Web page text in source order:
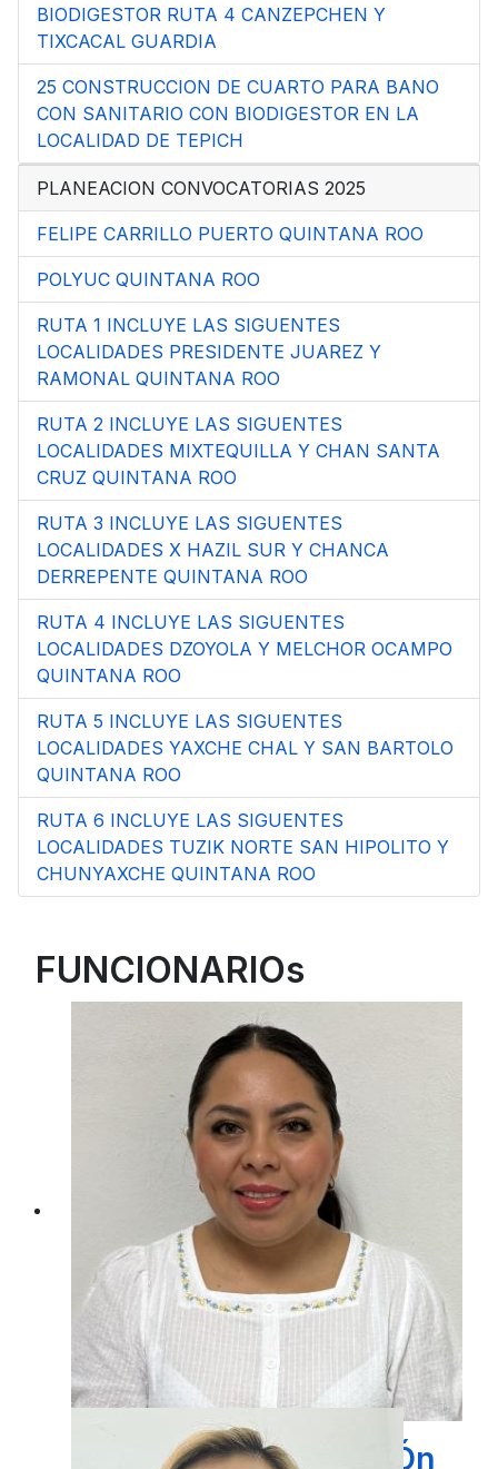
BIODIGESTOR RUTA 4 CANZEPCHEN Y
TIXCACAL GUARDIA
25 CONSTRUCCION DE CUARTO PARA BANO
CON SANITARIO CON BIODIGESTOR EN LA
LOCALIDAD DE TEPICH
PLANEACION CONVOCATORIAS 2025
FELIPE CARRILLO PUERTO QUINTANA ROO
POLYUC QUINTANA ROO
RUTA 1 INCLUYE LAS SIGUENTES
LOCALIDADES PRESIDENTE JUAREZ Y
RAMONAL QUINTANA ROO
RUTA 2 INCLUYE LAS SIGUENTES
LOCALIDADES MIXTEQUILLA Y CHAN SANTA
CRUZ QUINTANA ROO
RUTA 3 INCLUYE LAS SIGUENTES
LOCALIDADES X HAZIL SUR Y CHANCA
DERREPENTE QUINTANA ROO
RUTA 4 INCLUYE LAS SIGUENTES
LOCALIDADES DZOYOLA Y MELCHOR OCAMPO
QUINTANA ROO
RUTA 5 INCLUYE LAS SIGUENTES
LOCALIDADES YAXCHE CHAL Y SAN BARTOLO
QUINTANA ROO
RUTA 6 INCLUYE LAS SIGUENTES
LOCALIDADES TUZIK NORTE SAN HIPOLITO Y
CHUNYAXCHE QUINTANA ROO
FUNCIONARIOs
Directora De PlaneaciÓn